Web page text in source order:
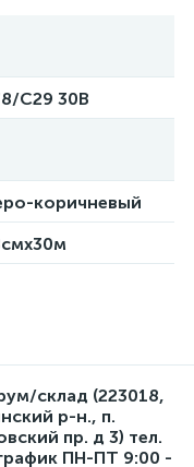
С29 30В
коричневый
склад (223018,
р-н., п.
пр. д 3) тел.
ПН-ПТ 9:00 -